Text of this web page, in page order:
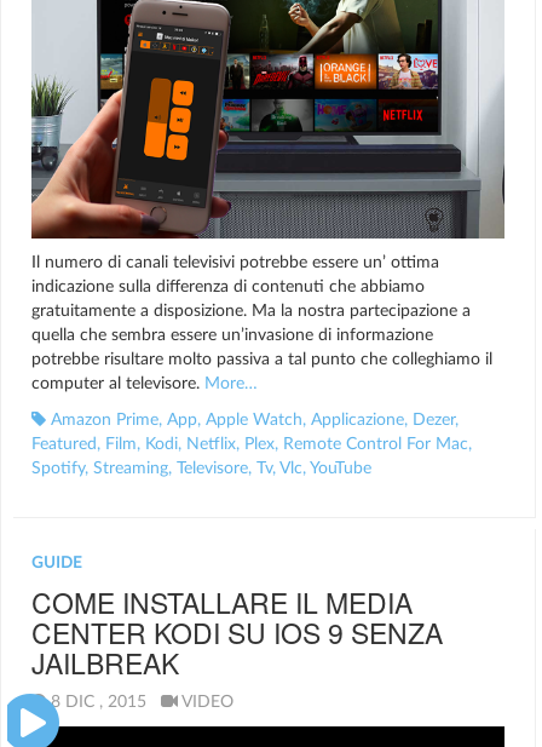
Il numero di canali televisivi potrebbe essere un’ ottima
indicazione sulla differenza di contenuti che abbiamo
gratuitamente a disposizione. Ma la nostra partecipazione a
quella che sembra essere un’invasione di informazione
potrebbe risultare molto passiva a tal punto che colleghiamo il
computer al televisore. More…
Amazon Prime, App, Apple Watch, Applicazione, Dezer,
Featured , Film, Kodi, Netflix, Plex, Remote Control For Mac,
Spotify, Streaming, Televisore, Tv, Vlc, YouTube
GUIDE
COME INSTALLARE IL MEDIA
CENTER KODI SU IOS 9 SENZA
JAILBREAK
8 DIC , 2015 VIDEO